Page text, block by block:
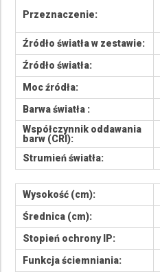
Przeznaczenie:
Źródło światła w zestawie:
Źródło światła:
Moc źródła:
Barwa światła :
Współczynnik oddawania
barw (CRI):
Strumień światła:
Wysokość (cm):
Średnica (cm):
Stopień ochrony IP:
Funkcja ściemniania: